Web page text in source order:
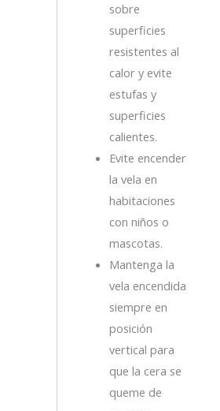
sobre
superficies
resistentes al
calor y evite
estufas y
superficies
calientes.
Evite encender
la vela en
habitaciones
con niños o
mascotas.
Mantenga la
vela encendida
siempre en
posición
vertical para
que la cera se
queme de